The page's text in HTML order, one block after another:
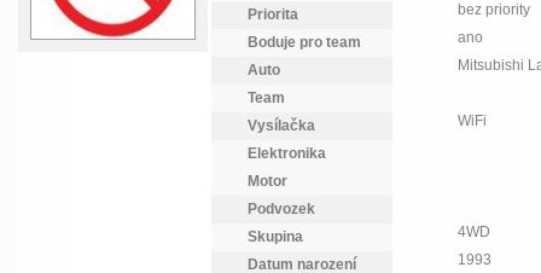
Priorita
bez priority
Boduje pro team
ano
Auto
Mitsubishi
Team
Vysílačka
WiFi
Elektronika
Motor
Podvozek
Skupina
4WD
Datum narození
1993